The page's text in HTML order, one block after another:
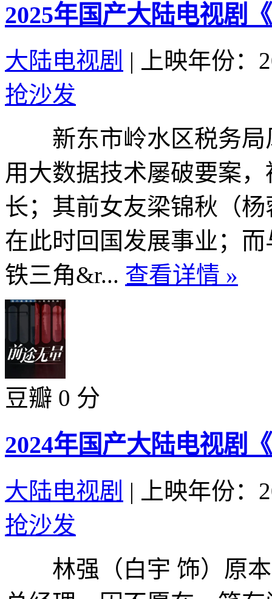
2025年国产大陆电视剧
大陆电视剧 |
上映年份：
抢沙发
新东市岭水区税务局
用大数据技术屡破要案
长；其前女友梁锦秋（
在此时回国发展事业；
铁三角&r... 查看详情 »
豆瓣 0 分
2024年国产大陆电视剧
大陆电视剧 |
上映年份：
抢沙发
林强（白宇 饰）原本